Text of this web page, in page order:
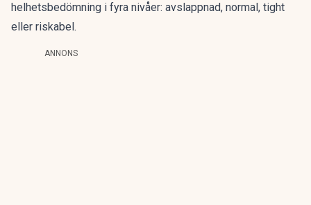
helhetsbedömning i fyra nivåer: avslappnad, normal, tight
eller riskabel.
ANNONS